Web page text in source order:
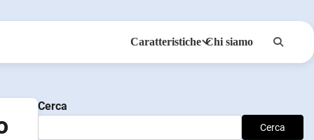
Caratteristiche Chi siamo
Cerca
Cerca